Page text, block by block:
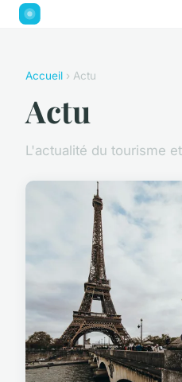
Accueil › Actu
Actu
L'actualité du tourisme